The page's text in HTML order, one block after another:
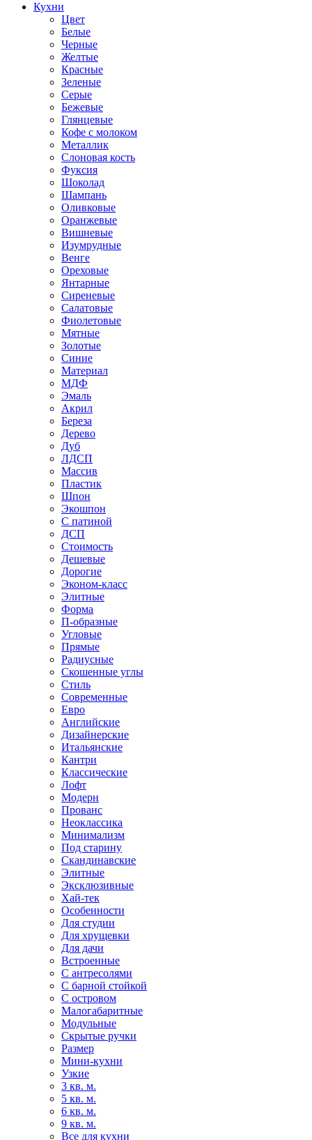
Кухни
Цвет
Белые
Черные
Желтые
Красные
Зеленые
Серые
Бежевые
Глянцевые
Кофе с молоком
Металлик
Слоновая кость
Фуксия
Шоколад
Шампань
Оливковые
Оранжевые
Вишневые
Изумрудные
Венге
Ореховые
Янтарные
Сиреневые
Салатовые
Фиолетовые
Мятные
Золотые
Синие
Материал
МДФ
Эмаль
Акрил
Береза
Дерево
Дуб
ЛДСП
Массив
Пластик
Шпон
Экошпон
С патиной
ДСП
Стоимость
Дешевые
Дорогие
Эконом-класс
Элитные
Форма
П-образные
Угловые
Прямые
Радиусные
Скошенные углы
Стиль
Современные
Евро
Английские
Дизайнерские
Итальянские
Кантри
Классические
Лофт
Модерн
Прованс
Неоклассика
Минимализм
Под старину
Скандинавские
Элитные
Эксклюзивные
Хай-тек
Особенности
Для студии
Для хрущевки
Для дачи
Встроенные
С антресолями
С барной стойкой
С островом
Малогабаритные
Модульные
Скрытые ручки
Размер
Мини-кухни
Узкие
3 кв. м.
5 кв. м.
6 кв. м.
9 кв. м.
Все для кухни